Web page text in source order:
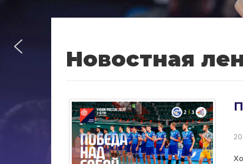
Новостная